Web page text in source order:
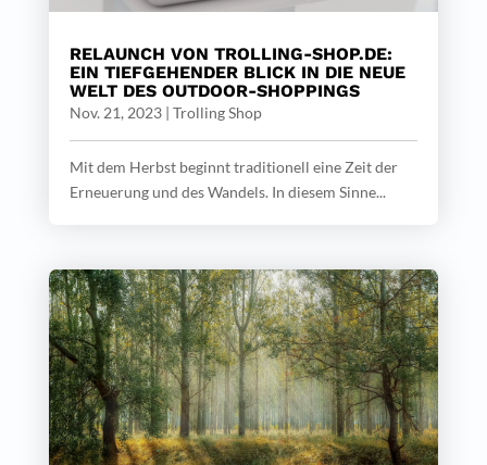
RELAUNCH VON TROLLING-SHOP.DE:
EIN TIEFGEHENDER BLICK IN DIE NEUE
WELT DES OUTDOOR-SHOPPINGS
Nov. 21, 2023| Trolling Shop
Mit dem Herbst beginnt traditionell eine Zeit der
Erneuerung und des Wandels. In diesem Sinne...